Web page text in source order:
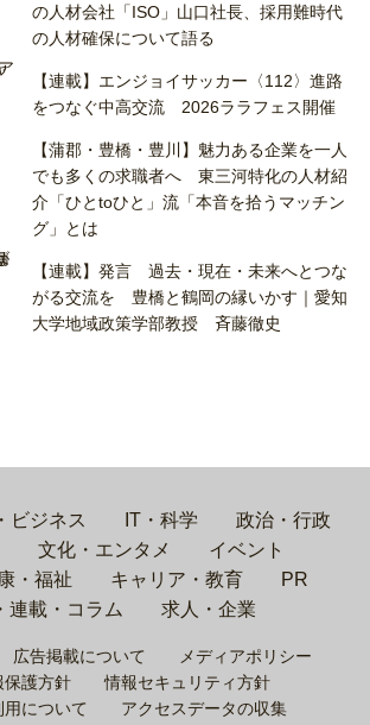
の人材会社「ISO」山口社長、採用難時代
の人材確保について語る
【連載】エンジョイサッカー〈112〉進路
をつなぐ中高交流 2026ララフェス開催
【蒲郡・豊橋・豊川】魅力ある企業を一人
でも多くの求職者へ 東三河特化の人材紹
介「ひとtoひと」流「本音を拾うマッチン
グ」とは
【連載】発言 過去・現在・未来へとつな
がる交流を 豊橋と鶴岡の縁いかす｜愛知
大学地域政策学部教授 斉藤徹史
ビジネス IT・科学
政治・行政
文化・エンタメ
イベント
・福祉
キャリア・教育
PR
連載・コラム
求人・企業
広告掲載について
メディアポリシー
保護方針
情報セキュリティ方針
について
アクセスデータの収集